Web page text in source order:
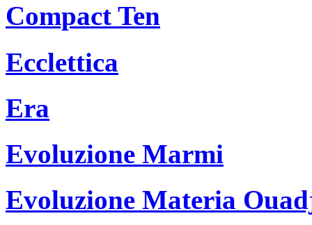
Compact Ten
Ecclettica
Era
Evoluzione Marmi
Evoluzione Materia